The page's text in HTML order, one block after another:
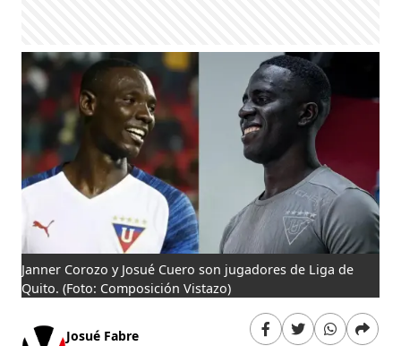
Janner Corozo y Josué Cuero son jugadores de Liga de
Quito. (Foto: Composición Vistazo)
Josué Fabre